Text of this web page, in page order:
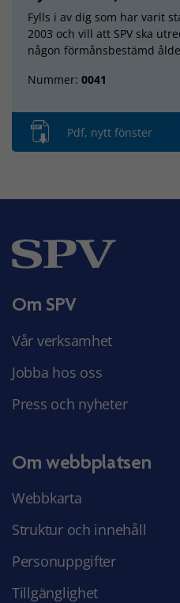
Fylls i av dig som har varit
2003 och vill att SPV ska
någon förmånsbestämd
Nummer: 0041
Pdf, nytt fönster
Om SPV
Vår verksamhet
Jobba hos oss
Press och nyheter
Om webbplatsen
Webbkarta
Struktur och innehåll
Personuppgifter
Tillgänglighet